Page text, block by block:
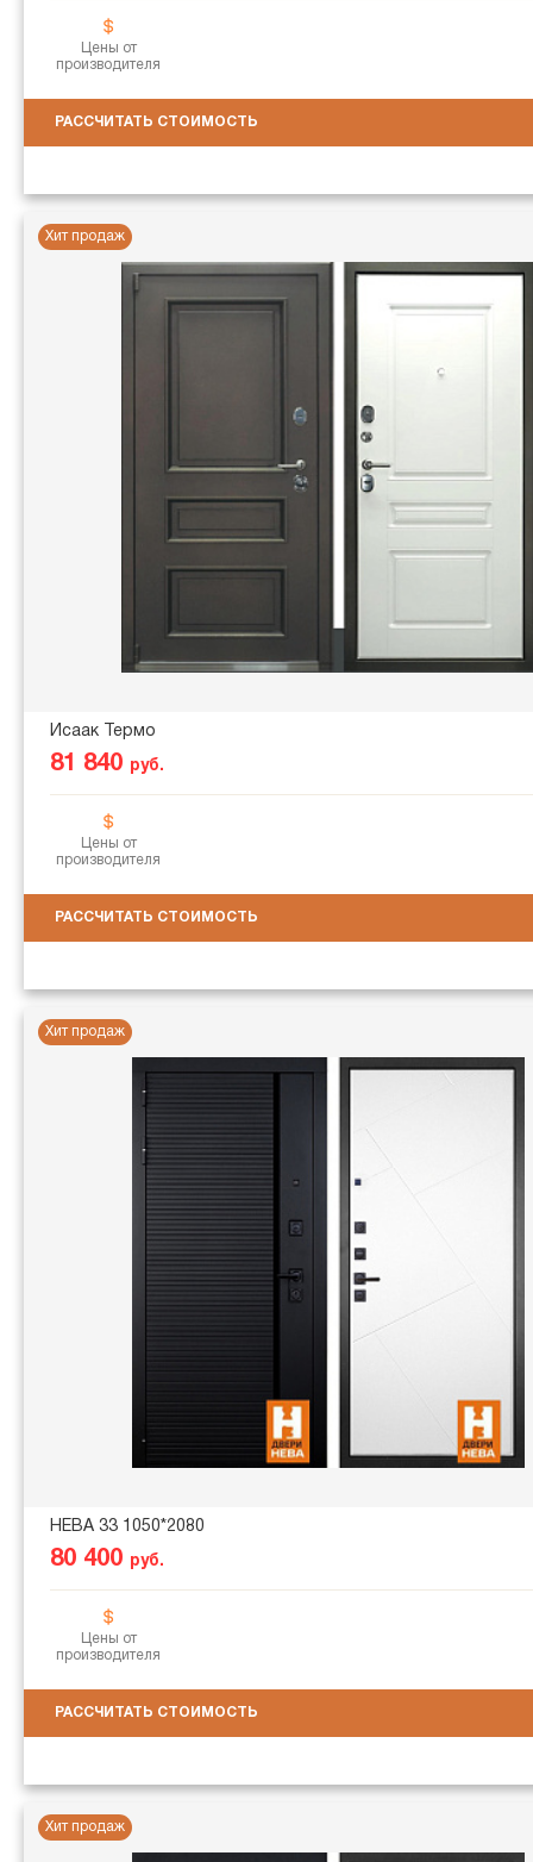
Цены от
производителя
РАССЧИТАТЬ СТОИМОСТЬ
Хит продаж
Исаак Термо
81 840 руб.
Цены от
производителя
РАССЧИТАТЬ СТОИМОСТЬ
Хит продаж
НЕВА 33 1050*2080
80 400 руб.
Цены от
производителя
РАССЧИТАТЬ СТОИМОСТЬ
Хит продаж